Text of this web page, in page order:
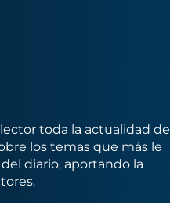
toda la actualidad de
los temas que más le
diario, aportando la